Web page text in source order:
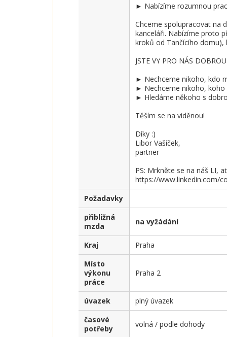
► Nabízíme rozumnou
Chceme spolupracovat na
kanceláři. Nabízíme proto
kroků od Tančícího
JSTE VY PRO NÁS
► Nechceme nikoho, kdo
► Nechceme nikoho, koho
► Hledáme někoho s
Těším se na viděnou!
Díky :)
Libor Vašíček,
partner
PS: Mrkněte se na náš LI,
https://www.linkedin.com/
Požadavky
přibližná
mzda
na vyžádání
Kraj
Praha
Místo
výkonu
práce
Praha 2
úvazek
plný úvazek
časové
potřeby
volná / podle dohody